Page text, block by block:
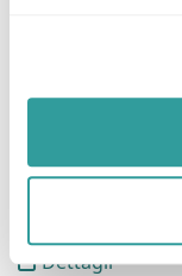
Viale Dante,
Dettagli